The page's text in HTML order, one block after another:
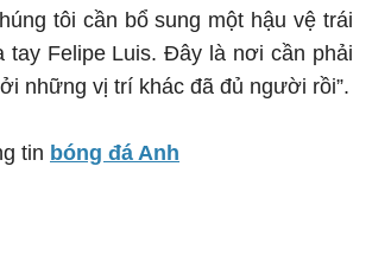
tôi cần bổ sung một hậu vệ trái
tay Felipe Luis. Đây là nơi cần phải
những vị trí khác đã đủ người rồi”.
tin bóng đá Anh